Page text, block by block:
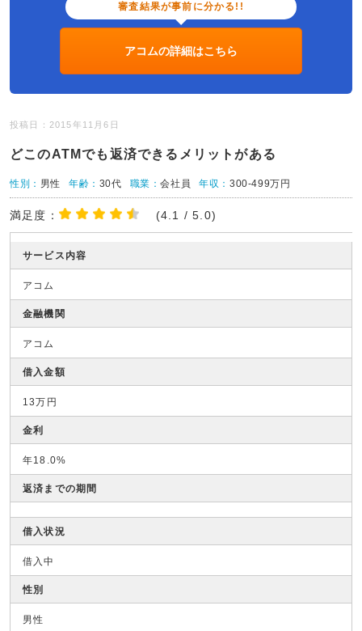
審査結果が事前に分かる!!
アコムの詳細はこちら
投稿日：2015年11月6日
どこのATMでも返済できるメリットがある
性別： 男性 年齢： 30代 職業：会社員 年収：300-499万円
満足度： (4.1 / 5.0)
サービス内容
アコム
金融機関
アコム
借入金額
13万円
金利
年18.0%
返済までの期間
借入状況
借入中
性別
男性